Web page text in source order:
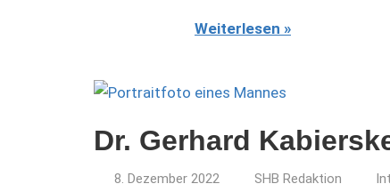
Weiterlesen
Dr. Gerhard
8. Dezember 2022 SHB Redaktion